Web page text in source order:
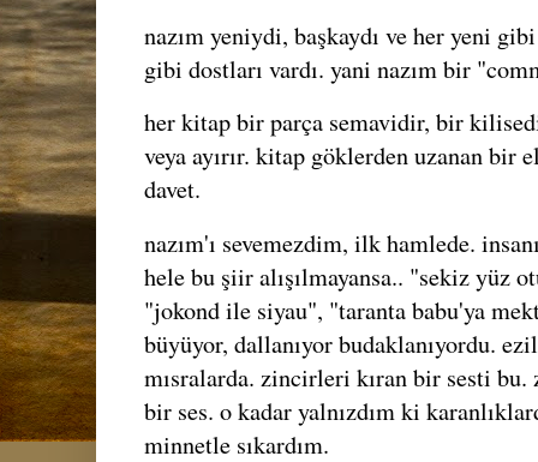
nazım yeniydi, başkaydı ve her yeni
gibi dostları vardı. yani nazım bir
her kitap bir parça semavidir, bir
veya ayırır. kitap göklerden uzanan bir
davet.
nazım'ı sevemezdim, ilk hamlede.
hele bu şiir alışılmayansa.. "sekiz yüz
"jokond ile siyau", "taranta babu'ya
büyüyor, dallanıyor budaklanıyordu.
mısralarda. zincirleri kıran bir sesti bu.
bir ses. o kadar yalnızdım ki
minnetle sıkardım.